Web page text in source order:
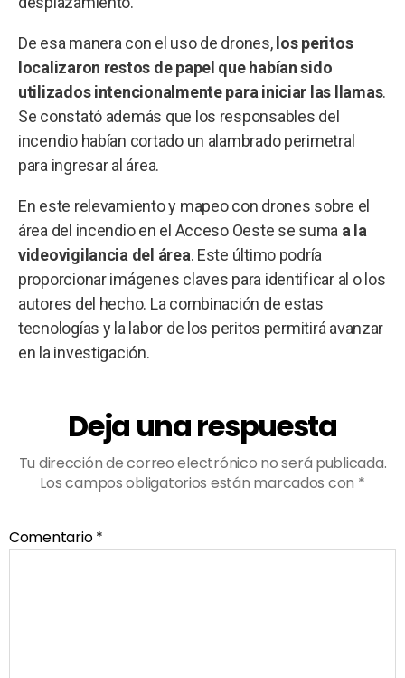
De esa manera con el uso de drones, los peritos
localizaron restos de papel que habían sido
utilizados intencionalmente para iniciar las llamas.
Se constató además que los responsables del
incendio habían cortado un alambrado perimetral
para ingresar al área.
En este relevamiento y mapeo con drones sobre el
área del incendio en el Acceso Oeste se suma a la
videovigilancia del área. Este último podría
proporcionar imágenes claves para identificar al o los
autores del hecho. La combinación de estas
tecnologías y la labor de los peritos permitirá avanzar
en la investigación.
Deja una respuesta
Tu dirección de correo electrónico no será publicada.
Los campos obligatorios están marcados con *
Comentario*